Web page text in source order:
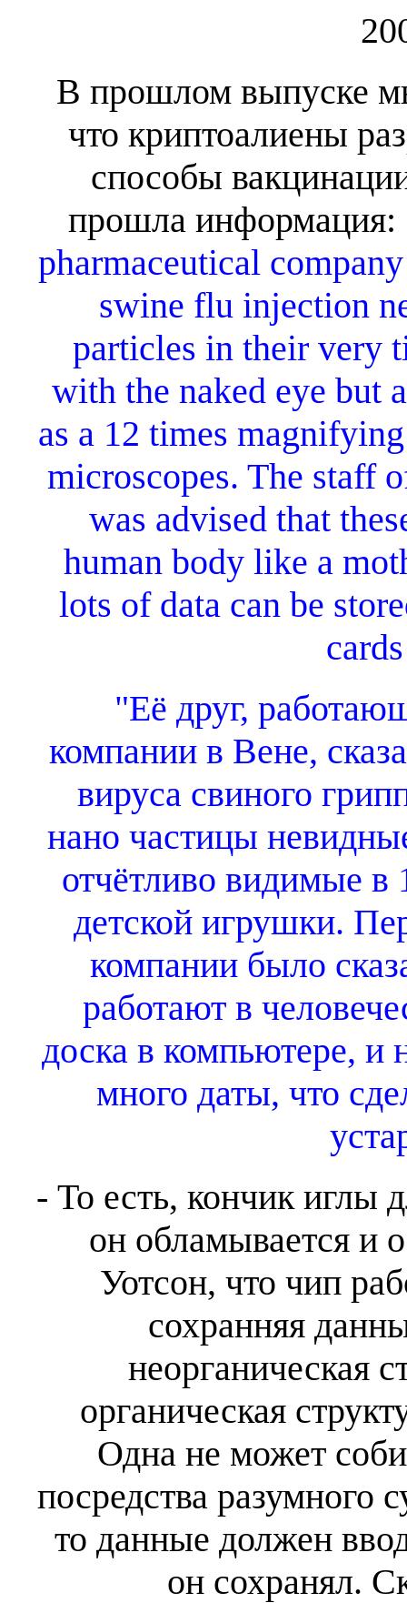
В прошлом выпуске
что криптоалиены
способы
прошла информация:
pharmaceutical
swine flu injection
particles in their very
with the naked eye but
as a 12 times
microscopes. The staff
was advised that
human body like a
lots of data can be
"Её друг,
компании в Вене,
вируса свиного
нано частицы
отчётливо видимые в
детской игрушки.
компании было
работают в
доска в компьютере, и
много даты, что
- То есть, кончик иглы
он обламывается и
Уотсон, что чип
сохранняя
неорганическая
органическая
Одна не может
посредства разумного
то данные должен
он сохранял.